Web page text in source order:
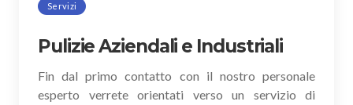
Servizi
Pulizie Aziendali e Industriali
Fin dal primo contatto con il nostro personale
esperto verrete orientati verso un servizio di